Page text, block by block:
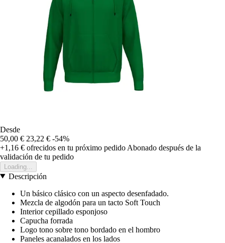
Desde
50,00 € 23,22 € -54%
+1,16 € ofrecidos en tu próximo pedido Abonado después de la
validación de tu pedido
Loading...
Descripción
Un básico clásico con un aspecto desenfadado.
Mezcla de algodón para un tacto Soft Touch
Interior cepillado esponjoso
Capucha forrada
Logo tono sobre tono bordado en el hombro
Paneles acanalados en los lados